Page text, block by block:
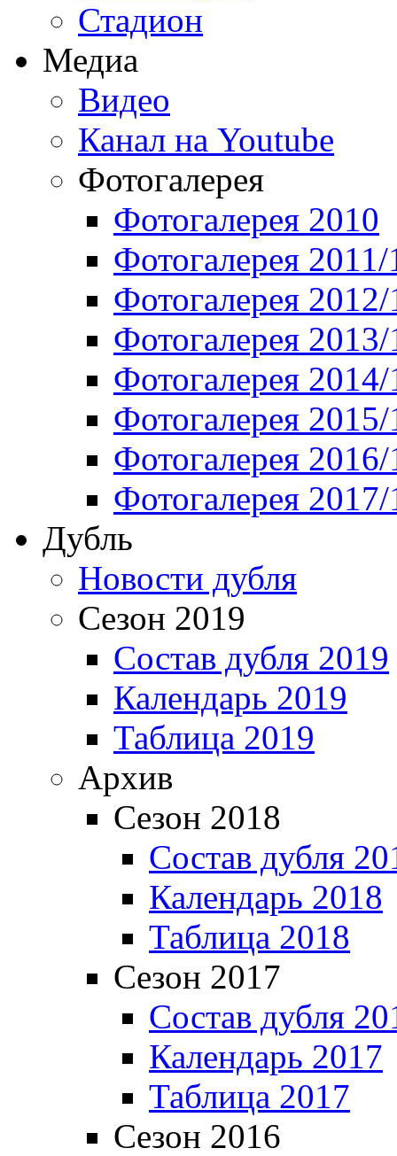
Стадион
Медиа
Видео
Канал на Youtube
Фотогалерея
Фотогалерея 2010
Фотогалерея 2011/
Фотогалерея
Фотогалерея
Фотогалерея
Фотогалерея
Фотогалерея
Фотогалерея
Дубль
Новости дубля
Сезон 2019
Состав дубля 2019
Календарь 2019
Таблица 2019
Архив
Сезон 2018
Состав дубля
Календарь 2018
Таблица 2018
Сезон 2017
Состав дубля
Календарь 2017
Таблица 2017
Сезон 2016